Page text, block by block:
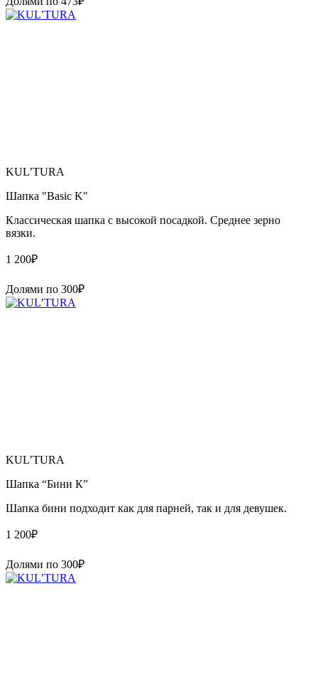
KUL’TURA
Шапка "Basic K"
Классическая шапка с высокой посадкой. Среднее зерно
вязки.
1 200₽
Долями по 300₽
KUL’TURA
Шапка “Бини К”
Шапка бини подходит как для парней, так и для девушек.
1 200₽
Долями по 300₽